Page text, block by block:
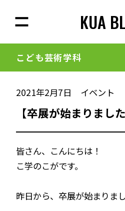
KUA
こども芸術学科
2021年2月7日 イベント
【卒展が始まりました
皆さん、こんにちは！
こ学のこがです。
昨日から、卒展が始まりまし